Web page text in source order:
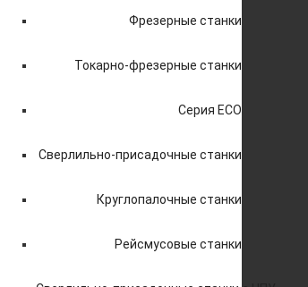
Фрезерные станки
Токарно-фрезерные станки
Серия ECO
Сверлильно-присадочные станки
Круглопалочные станки
Рейсмусовые станки